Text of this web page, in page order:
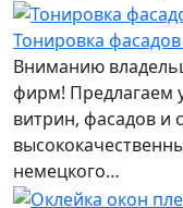
Тонировка
Вниманию
фирм! Предлагаем
витрин, фасадов и
немецкого…